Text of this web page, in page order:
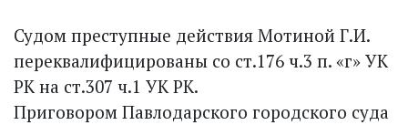
Судом преступные действия Мотиной Г.И.
переквалифицированы со ст.176 ч.3 п. «г» УК
РК на ст.307 ч.1 УК РК.
Приговором Павлодарского городского суда